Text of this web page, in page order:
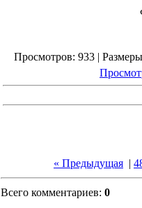
Просмотров: 933 |
« Предыдущая |
Всего комментариев: 0